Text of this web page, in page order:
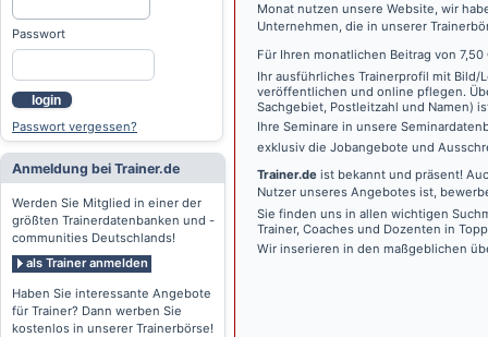
Passwort
login
Passwort vergessen?
Anmeldung bei Trainer.de
Werden Sie Mitglied in einer der
größten Trainerdatenbanken und -
communities Deutschlands!
als Trainer anmelden
Haben Sie interessante Angebote
für Trainer? Dann werben Sie
kostenlos in unserer Trainerbörse!
Monat nutzen unsere Website, wir
Unternehmen, die in unserer
Für Ihren monatlichen Beitrag von
Ihr ausführliches Trainerprofil mit
veröffentlichen und online pflegen.
Sachgebiet, Postleitzahl und Namen)
Ihre Seminare in unsere
exklusiv die Jobangebote und
Trainer.de ist bekannt und präsent!
Nutzer unseres Angebotes ist,
Sie finden uns in allen wichtigen
Trainer, Coaches und Dozenten in
Wir inserieren in den maßgeblichen